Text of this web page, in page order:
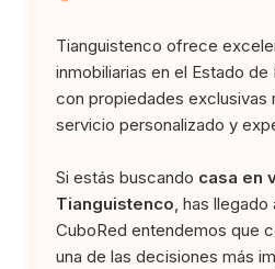
Tianguistenco ofrece
inmobiliarias en el Estado
con propiedades exclusivas
servicio personalizado y
Si estás buscando casa en
Tianguistenco , has
CuboRed entendemos que
una de las decisiones más